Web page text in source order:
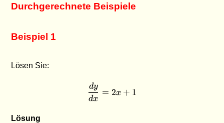
Durchgerechnete Beispiele
Beispiel 1
Lösen Sie:
\frac{dy}{dx} = 2x + 1
dx
dy = 2x + 1
Lösung